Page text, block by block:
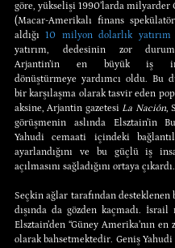
göre, yükselişi 1990’larda milyarder
(Macar-Amerikalı finans
aldığı 10 milyon dolarlık yatırım
yatırım, dedesinin zor
Arjantin’in en büyük iş
dönüştürmeye yardımcı oldu. Bu
bir karşılaşma olarak tasvir eden
aksine, Arjantin gazetesi La Nación,
görüşmenin aslında Elsztain’in
Yahudi cemaati içindeki
ayarlandığını ve bu güçlü iş
açılmasını sağladığını ortaya çıkardı.
Seçkin ağlar tarafından desteklenen
dışında da gözden kaçmadı. İsrail
Elsztain’den “Güney Amerika’nın en
olarak bahsetmektedir. Geniş Yahudi